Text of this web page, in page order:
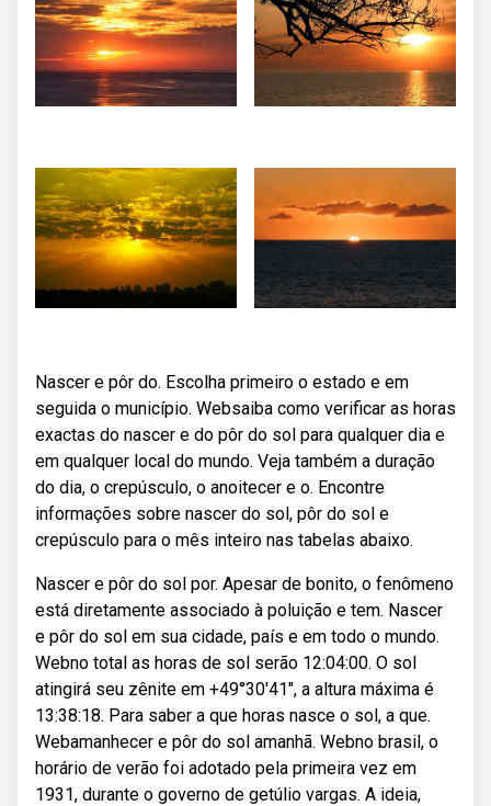
Nascer e pôr do. Escolha primeiro o estado e em
seguida o município. Websaiba como verificar as horas
exactas do nascer e do pôr do sol para qualquer dia e
em qualquer local do mundo. Veja também a duração
do dia, o crepúsculo, o anoitecer e o. Encontre
informações sobre nascer do sol, pôr do sol e
crepúsculo para o mês inteiro nas tabelas abaixo.
Nascer e pôr do sol por. Apesar de bonito, o fenômeno
está diretamente associado à poluição e tem. Nascer
e pôr do sol em sua cidade, país e em todo o mundo.
Webno total as horas de sol serão 12:04:00. O sol
atingirá seu zênite em +49°30′41″, a altura máxima é
13:38:18. Para saber a que horas nasce o sol, a que.
Webamanhecer e pôr do sol amanhã. Webno brasil, o
horário de verão foi adotado pela primeira vez em
1931, durante o governo de getúlio vargas. A ideia,